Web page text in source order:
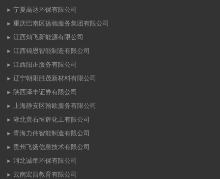
宁夏高达环保有限公司
重庆巴南区扬驰服务集团有限公司
江西灿飞新能源有限公司
江西锦恩智能制造有限公司
江西阳正服务有限公司
辽宁朝阳胜茂新材料有限公司
陕西泽丰证券有限公司
上海静安区翰欧服务有限公司
湖北黄石恒辉化工有限公司
青海力伟智能制造有限公司
贵州飞扬信息技术有限公司
河北诚帝环保有限公司
云南宏昌教育有限公司